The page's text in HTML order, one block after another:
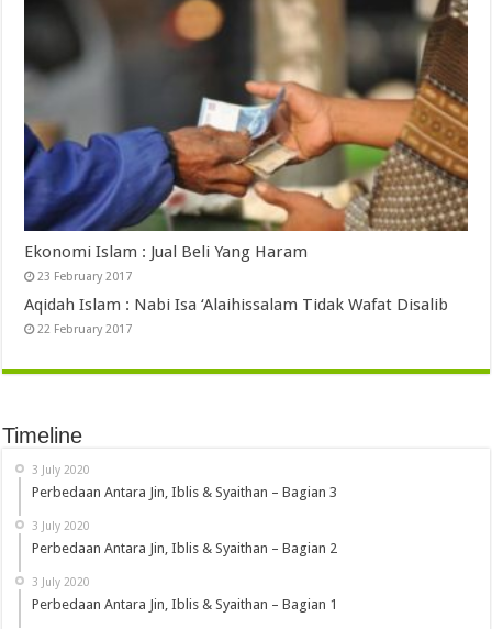
Ekonomi Islam : Jual Beli Yang Haram
23 February 2017
Aqidah Islam : Nabi Isa ‘Alaihissalam Tidak Wafat Disalib
22 February 2017
Timeline
3 July 2020
Perbedaan Antara Jin, Iblis & Syaithan – Bagian 3
3 July 2020
Perbedaan Antara Jin, Iblis & Syaithan – Bagian 2
3 July 2020
Perbedaan Antara Jin, Iblis & Syaithan – Bagian 1